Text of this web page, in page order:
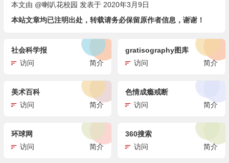
本文由 @喇叭花校园 发表于 2020年3月9日
本站文章均已注明出处，转载请务必保留原作者信息，谢谢！
社会科学报
访问
简介
gratisography图库
访问
简介
美术百科
访问
简介
色情成瘾戒断
访问
简介
环球网
访问
简介
360搜索
访问
简介